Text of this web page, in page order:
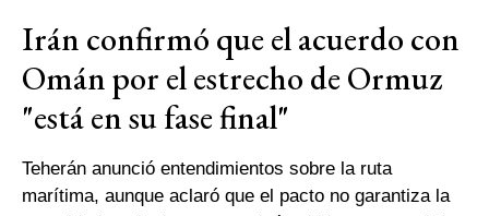
Irán confirmó que el acuerdo con
Omán por el estrecho de Ormuz
"está en su fase final"
Teherán anunció entendimientos sobre la ruta
marítima, aunque aclaró que el pacto no garantiza la